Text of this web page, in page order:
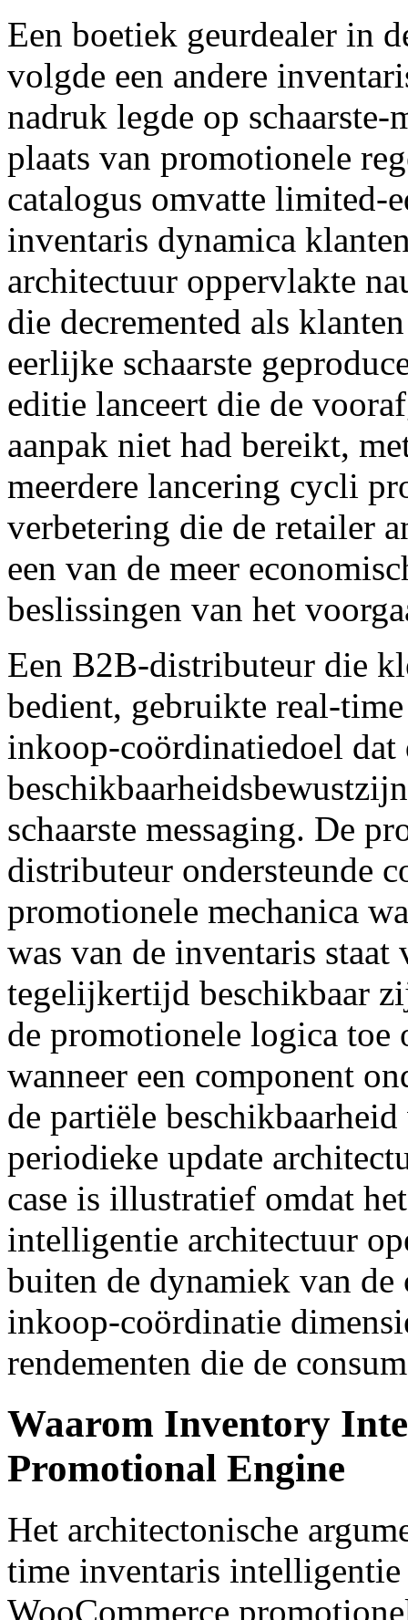
Een boetiek geurdealer in
volgde een andere
nadruk legde op
plaats van promotionele
catalogus omvatte limited-
inventaris dynamica
architectuur oppervlakte
die decremented als
eerlijke schaarste
editie lanceert die de
aanpak niet had bereikt,
meerdere lancering cycli
verbetering die de retailer
een van de meer
beslissingen van het
Een B2B-distributeur die
bedient, gebruikte real-
inkoop-coördinatiedoel dat
schaarste messaging. De
distributeur ondersteunde
promotionele mechanica
was van de inventaris staat
tegelijkertijd beschikbaar
de promotionele logica toe
wanneer een component
de partiële
periodieke update
case is illustratief omdat
intelligentie architectuur
buiten de dynamiek van de
inkoop-coördinatie
rendementen die de
Waarom Inventory
Promotional Engine
Het architectonische
time inventaris intelligentie
WooCommerce